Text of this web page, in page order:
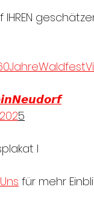
IHREN
5
I
für mehr